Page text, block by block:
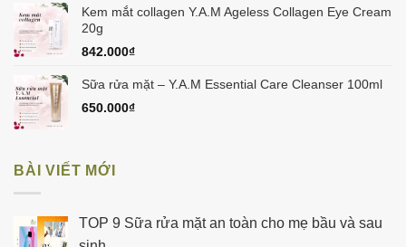
Kem mắt collagen Y.A.M Ageless Collagen Eye Cream
20g
842.000₫
Sữa rửa mặt – Y.A.M Essential Care Cleanser 100ml
650.000₫
BÀI VIẾT MỚI
TOP 9 Sữa rửa mặt an toàn cho mẹ bầu và sau